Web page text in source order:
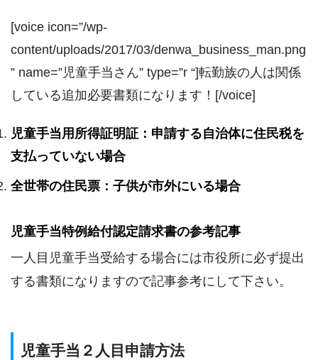
[voice icon=”/wp-
content/uploads/2017/03/denwa_business_man.png
” name=”児童手当さん” type=”r “]転勤族の人は関係
している追加必要書類になります！[/voice]
児童手当用所得証明証：申請する自治体に住民税を
支払っていない場合
全世帯の住民票：子供が市外にいる場合
児童手当特例給付認定請求書の参考記事
一人目児童手当受給する場合には市役所に必ず提出
する書類になりますので記事参考にして下さい。
児童手当２人目申請方法